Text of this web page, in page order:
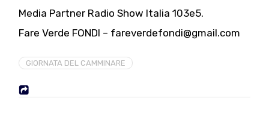
Media Partner Radio Show Italia 103e5.
Fare Verde FONDI – fareverdefondi@gmail.com
GIORNATA DEL CAMMINARE